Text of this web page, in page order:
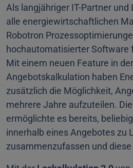
Als langjähriger IT-Partner
alle energiewirtschaftlichen
Robotron
hochautomatisierter Software
Mit einem neuen Feature in
Angebotskalkulation haben
zusätzlich die Möglichkeit,
mehrere Jahre aufzuteilen.
ermöglichte es bereits,
innerhalb eines Angebotes zu
zusammenzufassen und